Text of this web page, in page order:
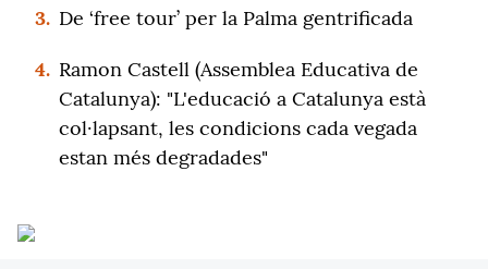
3. De ‘free tour’ per la Palma gentrificada
4. Ramon Castell (Assemblea Educativa de
Catalunya): "L'educació a Catalunya està
col·lapsant, les condicions cada vegada
estan més degradades"